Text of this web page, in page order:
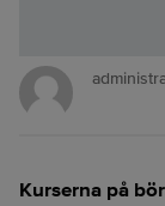
Kurserna på